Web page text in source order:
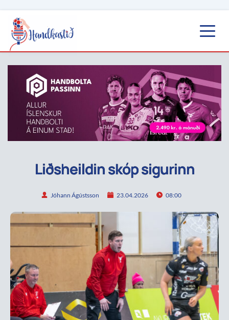
Liðsheildin skóp sigurinn
Jóhann Ágústsson 23.04.2026 08:00